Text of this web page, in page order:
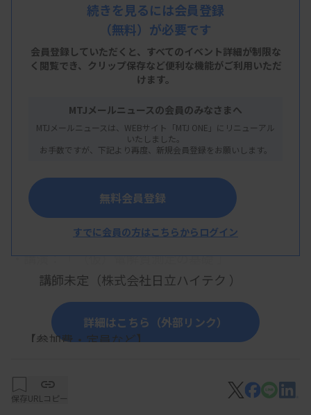
熊本県臨床検査技師会
概 要
【プログラム】
生化学検査における電解質測定の
・講演：「 （仮）電解質測定の基礎 」
講師未定（株式会社日立ハイテク ）
【参加費・定員など】
詳細はこちら（外部リンク）
続きを見るには会員登録
（無料）が必要です
会員登録していただくと、すべてのイベント詳細が制限な
く閲覧でき、 クリップ保存など便利な機能がご利用いただ
けます。
MTJメールニュースの会員のみなさまへ
MTJメールニュースは、WEBサイト「MTJ ONE」にリニューアル
いたしました。
お手数ですが、下記より再度、新規会員登録をお願いします。
無料会員登録
すでに会員の方はこちらからログイン
保存URLコピー